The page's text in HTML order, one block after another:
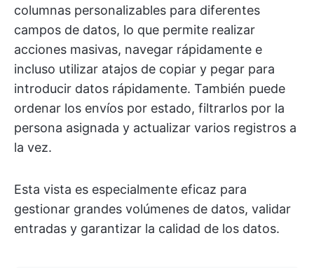
columnas personalizables para diferentes
campos de datos, lo que permite realizar
acciones masivas, navegar rápidamente e
incluso utilizar atajos de copiar y pegar para
introducir datos rápidamente. También puede
ordenar los envíos por estado, filtrarlos por la
persona asignada y actualizar varios registros a
la vez.
Esta vista es especialmente eficaz para
gestionar grandes volúmenes de datos, validar
entradas y garantizar la calidad de los datos.